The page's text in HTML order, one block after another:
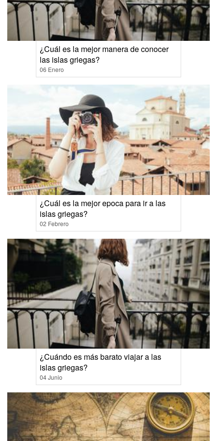
¿Cuál es la mejor manera de conocer
las islas griegas?
06 Enero
¿Cuál es la mejor epoca para ir a las
islas griegas?
02 Febrero
¿Cuándo es más barato viajar a las
islas griegas?
04 Junio